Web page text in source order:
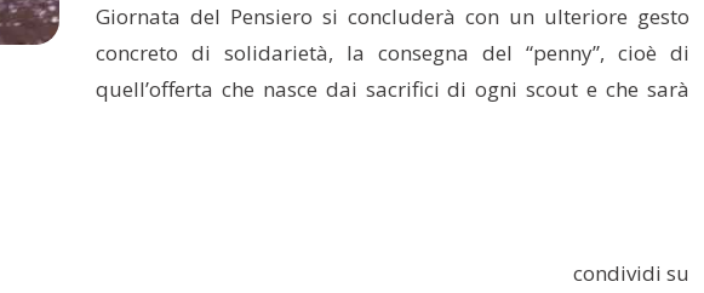
Giornata del Pensiero si concluderà con un ulteriore gesto
concreto di solidarietà, la consegna del “penny”, cioè di
quell’offerta che nasce dai sacrifici di ogni scout e che sarà
condividi su